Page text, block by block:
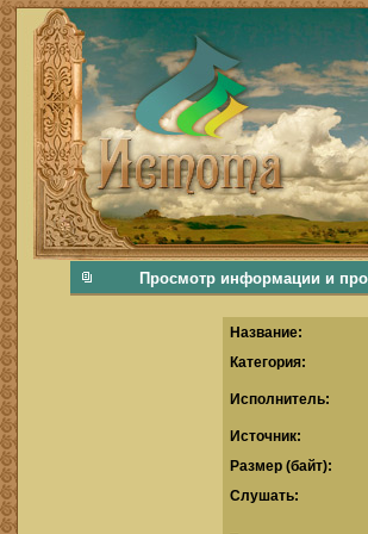
фольклорная музыка, фольклор хороводы бабушки русские народные песни послушать скачать каталог фольклора Скачать
Просмотр информации и
Название:
Категория:
Исполнитель:
Источник:
Размер (байт):
Cлушать: